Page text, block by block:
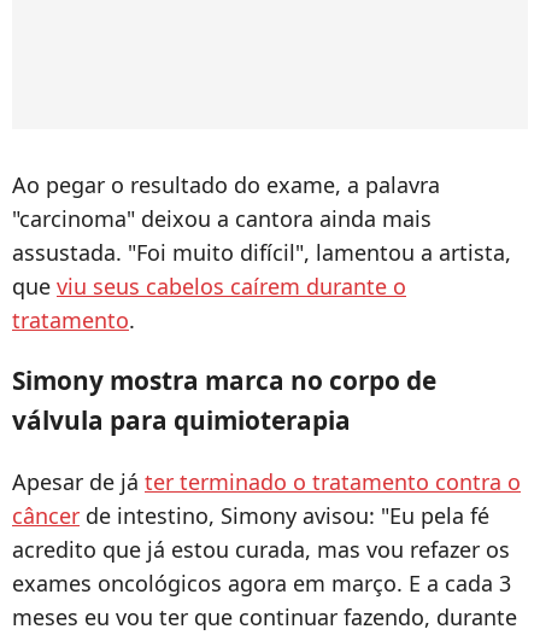
Ao pegar o resultado do exame, a palavra
"carcinoma" deixou a cantora ainda mais
assustada. "Foi muito difícil", lamentou a artista,
que viu seus cabelos caírem durante o
tratamento.
Simony mostra marca no corpo de
válvula para quimioterapia
Apesar de já ter terminado o tratamento contra o
câncer de intestino, Simony avisou: "Eu pela fé
acredito que já estou curada, mas vou refazer os
exames oncológicos agora em março. E a cada 3
meses eu vou ter que continuar fazendo, durante